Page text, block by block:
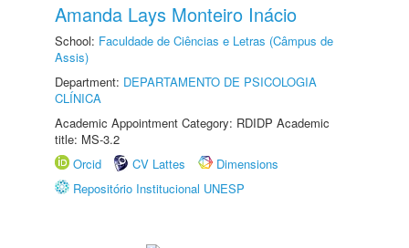
Amanda Lays Monteiro Inácio
School: Faculdade de Ciências e Letras (Câmpus de
Assis)
Department: DEPARTAMENTO DE PSICOLOGIA
CLÍNICA
Academic Appointment Category: RDIDP Academic
title: MS-3.2
Orcid
CV Lattes
Dimensions
Repositório Institucional UNESP